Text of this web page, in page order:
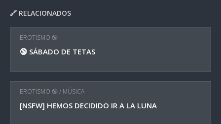
🔗 RELACIONADOS
EROTISMO 🔞
🔞 SÁBADO DE TETAS
EROTISMO 🔞/ MÚSICA
[NSFW] HEMOS DECIDIDO IR A LA LUNA